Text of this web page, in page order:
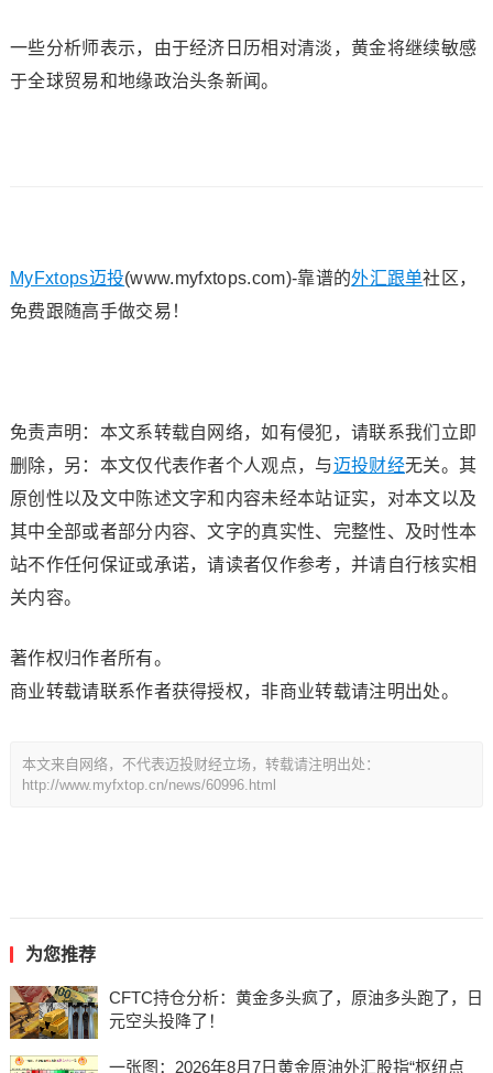
一些分析师表示，由于经济日历相对清淡，黄金将继续敏感
于全球贸易和地缘政治头条新闻。
MyFxtops迈投(www.myfxtops.com)-靠谱的外汇跟单社区，
免费跟随高手做交易！
免责声明：本文系转载自网络，如有侵犯，请联系我们立即
删除，另：本文仅代表作者个人观点，与迈投财经无关。其
原创性以及文中陈述文字和内容未经本站证实，对本文以及
其中全部或者部分内容、文字的真实性、完整性、及时性本
站不作任何保证或承诺，请读者仅作参考，并请自行核实相
关内容。
著作权归作者所有。
商业转载请联系作者获得授权，非商业转载请注明出处。
本文来自网络，不代表迈投财经立场，转载请注明出处：
http://www.myfxtop.cn/news/60996.html
为您推荐
CFTC持仓分析：黄金多头疯了，原油多头跑了，日
元空头投降了！
一张图：2026年8月7日黄金原油外汇股指“枢纽点